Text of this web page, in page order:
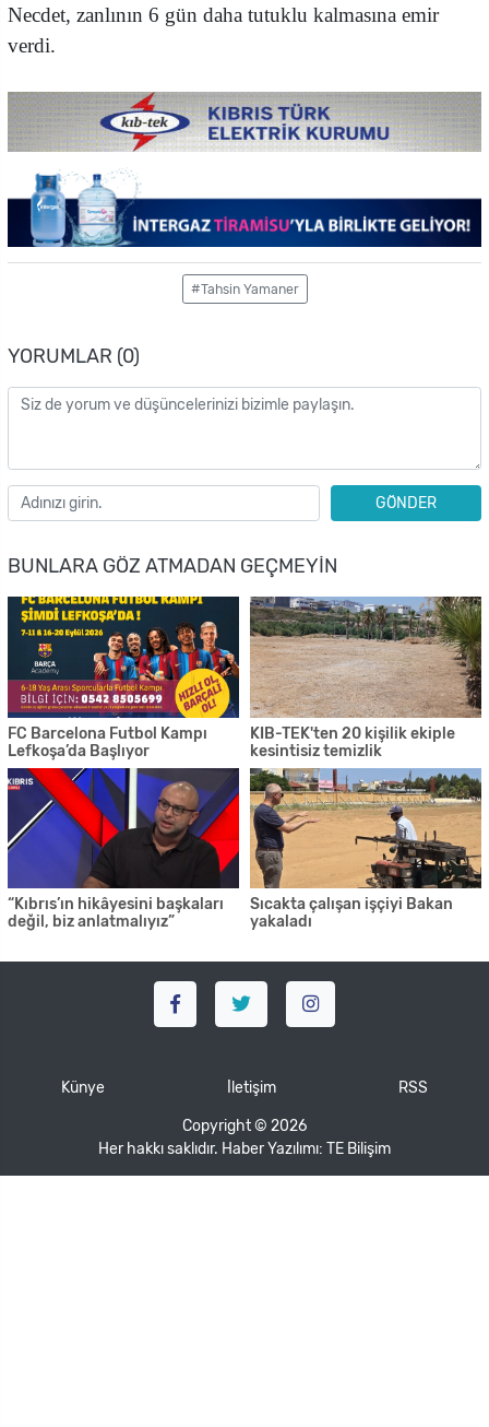
Necdet, zanlının 6 gün daha tutuklu kalmasına emir
verdi.
#Tahsin Yamaner
YORUMLAR (0)
GÖNDER
BUNLARA GÖZ ATMADAN GEÇMEYIN
FC Barcelona Futbol Kampı
Lefkoşa’da Başlıyor
KIB-TEK'ten 20 kişilik ekiple
kesintisiz temizlik
“Kıbrıs’ın hikâyesini başkaları
değil, biz anlatmalıyız”
Sıcakta çalışan işçiyi Bakan
yakaladı
Künye İletişim RSS
Copyright © 2026
Her hakkı saklıdır. Haber Yazılımı: TE Bilişim